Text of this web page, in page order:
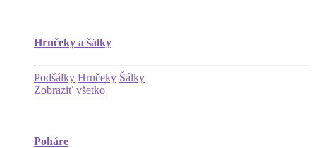
Hrnčeky a šálky
Podšálky Hrnčeky Šálky
Zobraziť všetko
Poháre